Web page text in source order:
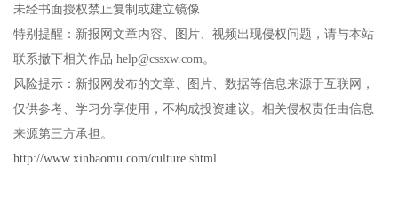
未经书面授权禁止复制或建立镜像
特别提醒：新报网文章内容、图片、视频出现侵权问题，请与本站
联系撤下相关作品 help@cssxw.com。
风险提示：新报网发布的文章、图片、数据等信息来源于互联网，
仅供参考、学习分享使用，不构成投资建议。相关侵权责任由信息
来源第三方承担。
http://www.xinbaomu.com/culture.shtml